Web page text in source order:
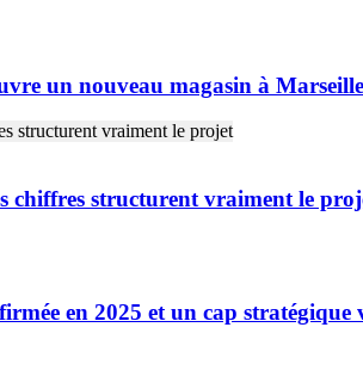
un nouveau magasin à Marseille
chiffres structurent vraiment le
en 2025 et un cap stratégique